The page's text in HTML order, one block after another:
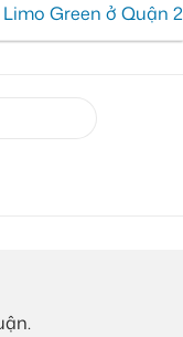
Limo Green ở Quận 2